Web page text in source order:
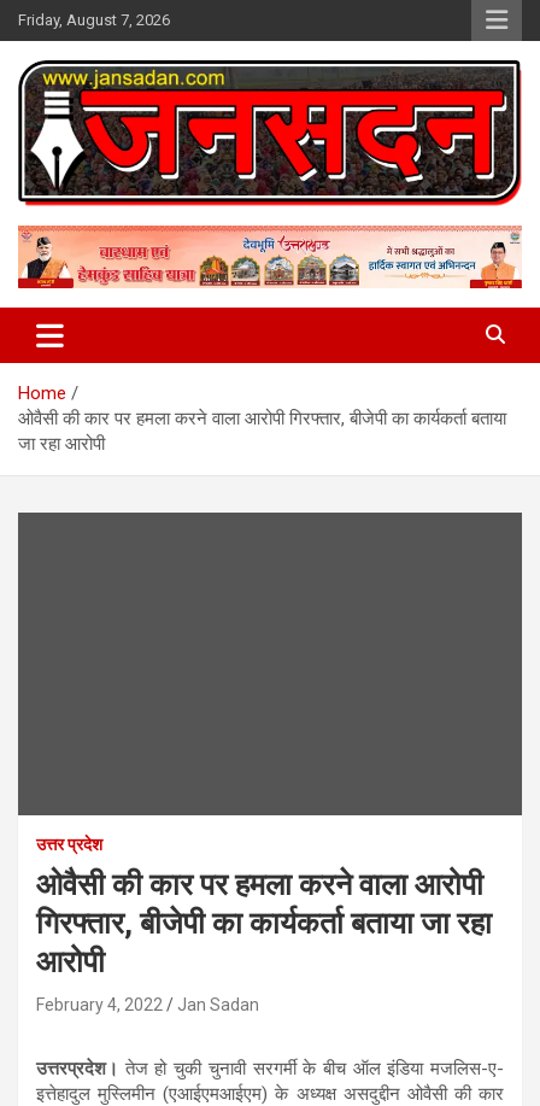
Skip
to
content
Friday, August 7, 2026
Jan Sadan
Home
ओवैसी की कार पर हमला करने वाला आरोपी गिरफ्तार, बीजेपी का कार्यकर्ता बताया
जा रहा आरोपी
उत्तर प्रदेश
ओवैसी की कार पर हमला करने वाला आरोपी
गिरफ्तार, बीजेपी का कार्यकर्ता बताया जा रहा
आरोपी
February 4, 2022 Jan Sadan
उत्तरप्रदेश।तेज हो चुकी चुनावी सरगर्मी के बीच ऑल इंडिया मजलिस-ए-
इत्तेहादुल मुस्लिमीन (एआईएमआईएम) के अध्यक्ष असदुद्दीन ओवैसी की कार